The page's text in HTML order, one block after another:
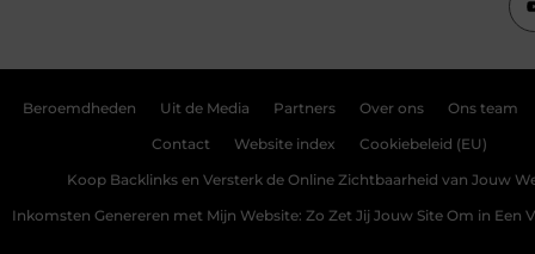
Beroemdheden Uit de Media Partners Over ons Ons team
Contact Website index Cookiebeleid (EU)
Koop Backlinks en Versterk de Online Zichtbaarheid van Jouw
Inkomsten Genereren met Mijn Website: Zo Zet Jij Jouw Site Om in Een